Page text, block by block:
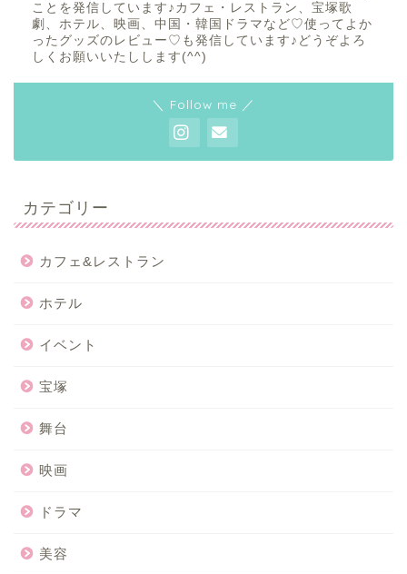
ことを発信しています♪カフェ・レストラン、宝塚歌
劇、ホテル、映画、中国・韓国ドラマなど♡使ってよか
ったグッズのレビュー♡も発信しています♪どうぞよろ
しくお願いいたしします(^^)
＼ Follow me ／
カテゴリー
カフェ&レストラン
ホテル
イベント
宝塚
舞台
映画
ドラマ
美容